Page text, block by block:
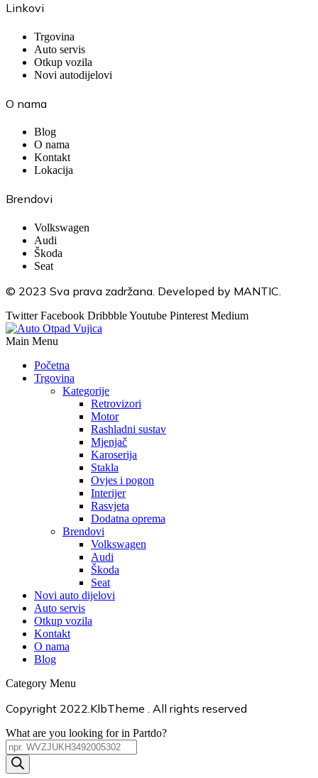
Linkovi
Trgovina
Auto servis
Otkup vozila
Novi autodijelovi
O nama
Blog
O nama
Kontakt
Lokacija
Brendovi
Volkswagen
Audi
Škoda
Seat
© 2023 Sva prava zadržana. Developed by MANTIC.
Twitter Facebook DribbbleYoutube Pinterest Medium
Main Menu
Početna
Trgovina
Kategorije
Retrovizori
Motor
Rashladni sustav
Mjenjač
Karoserija
Stakla
Ovjes i pogon
Interijer
Rasvjeta
Dodatna oprema
Brendovi
Volkswagen
Audi
Škoda
Seat
Novi auto dijelovi
Auto servis
Otkup vozila
Kontakt
O nama
Blog
Category Menu
Copyright 2022.KlbTheme . All rights reserved
What are you looking for in Partdo?
Products
search